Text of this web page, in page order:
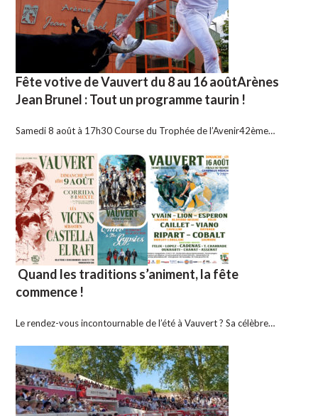
Fête votive de Vauvert du 8 au 16 aoûtArènes
Jean Brunel : Tout un programme taurin !
Samedi 8 août à 17h30 Course du Trophée de l’Avenir42ème…
Quand les traditions s’animent, la fête
commence !
Le rendez-vous incontournable de l’été à Vauvert ? Sa célèbre…